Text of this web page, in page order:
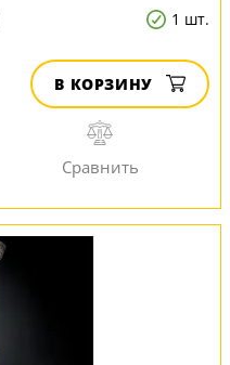
1 шт.
В КОРЗИНУ